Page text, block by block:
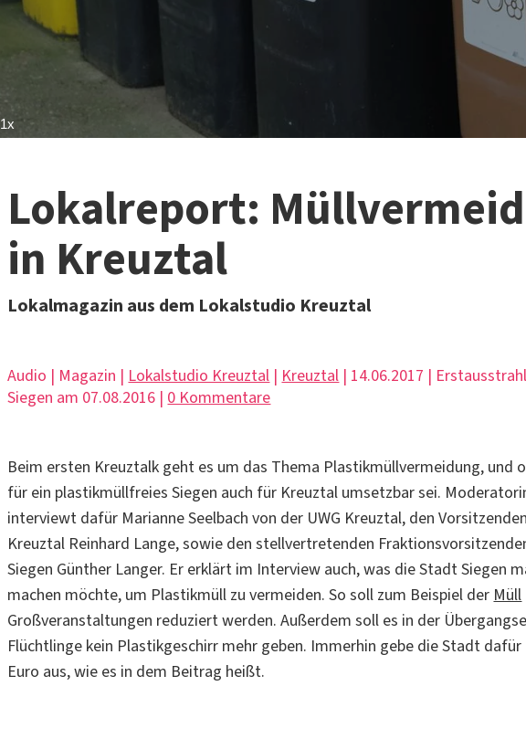
1xPlayback
Rate
Lokalreport:
in Kreuztal
Lokalmagazin aus dem Lokalstudio Kreuztal
Audio | Magazin | Lokalstudio Kreuztal | Kreuztal | 14.06.2017 |
Siegen am 07.08.2016 | 0 Kommentare
Beim ersten Kreuztalk geht es um das Thema Plastikmüllvermeidung, und
für ein plastikmüllfreies Siegen auch für Kreuztal umsetzbar sei.
interviewt dafür Marianne Seelbach von der UWG Kreuztal, den
Kreuztal Reinhard Lange, sowie den stellvertretenden
Siegen Günther Langer. Er erklärt im Interview auch, was die Stadt Siegen
machen möchte, um Plastikmüll zu vermeiden. So soll zum Beispiel der Müll
Großveranstaltungen reduziert werden. Außerdem soll es in der
Flüchtlinge kein Plastikgeschirr mehr geben. Immerhin gebe die Stadt dafür
Euro aus, wie es in dem Beitrag heißt.